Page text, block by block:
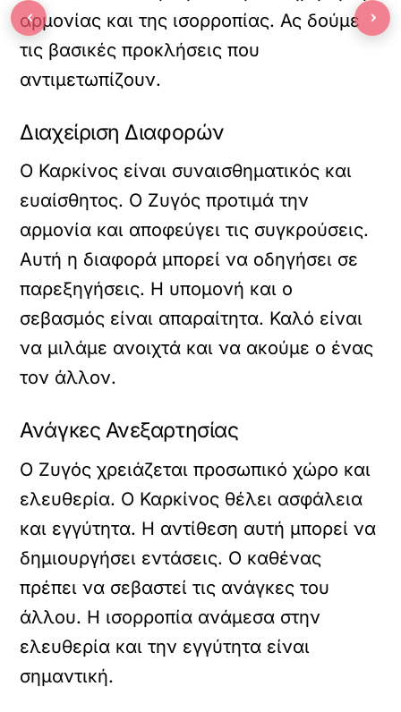
αρμονίας και της ισορροπίας. Ας δούμε
τις βασικές προκλήσεις που
αντιμετωπίζουν.
Διαχείριση Διαφορών
Ο Καρκίνος είναι συναισθηματικός και
ευαίσθητος. Ο Ζυγός προτιμά την
αρμονία και αποφεύγει τις συγκρούσεις.
Αυτή η διαφορά μπορεί να οδηγήσει σε
παρεξηγήσεις. Η υπομονή και ο
σεβασμός είναι απαραίτητα. Καλό είναι
να μιλάμε ανοιχτά και να ακούμε ο ένας
τον άλλον.
Ανάγκες Ανεξαρτησίας
Ο Ζυγός χρειάζεται προσωπικό χώρο και
ελευθερία. Ο Καρκίνος θέλει ασφάλεια
και εγγύτητα. Η αντίθεση αυτή μπορεί να
δημιουργήσει εντάσεις. Ο καθένας
πρέπει να σεβαστεί τις ανάγκες του
άλλου. Η ισορροπία ανάμεσα στην
ελευθερία και την εγγύτητα είναι
σημαντική.
‹ ›